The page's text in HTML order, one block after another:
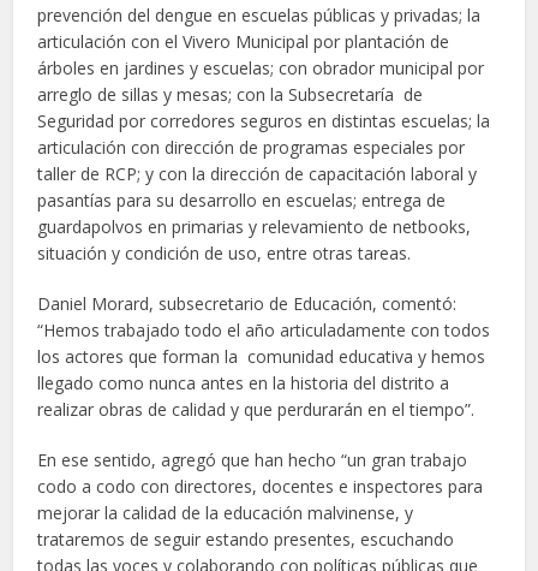
prevención del dengue en escuelas públicas y privadas; la
articulación con el Vivero Municipal por plantación de
árboles en jardines y escuelas; con obrador municipal por
arreglo de sillas y mesas; con la Subsecretaría de
Seguridad por corredores seguros en distintas escuelas; la
articulación con dirección de programas especiales por
taller de RCP; y con la dirección de capacitación laboral y
pasantías para su desarrollo en escuelas; entrega de
guardapolvos en primarias y relevamiento de netbooks,
situación y condición de uso, entre otras tareas.
Daniel Morard, subsecretario de Educación, comentó:
“Hemos trabajado todo el año articuladamente con todos
los actores que forman la comunidad educativa y hemos
llegado como nunca antes en la historia del distrito a
realizar obras de calidad y que perdurarán en el tiempo”.
En ese sentido, agregó que han hecho “un gran trabajo
codo a codo con directores, docentes e inspectores para
mejorar la calidad de la educación malvinense, y
trataremos de seguir estando presentes, escuchando
todas las voces y colaborando con políticas públicas que